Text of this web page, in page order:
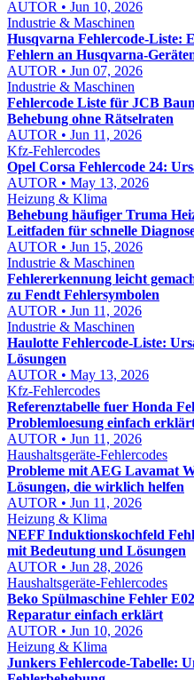
AUTOR • Jun 10, 2026
Industrie & Maschinen
Husqvarna Fehlercode-Liste:
Fehlern an Husqvarna-
AUTOR • Jun 07, 2026
Industrie & Maschinen
Fehlercode Liste für JCB
Behebung ohne Rätselraten
AUTOR • Jun 11, 2026
Kfz-Fehlercodes
Opel Corsa Fehlercode 24:
AUTOR • May 13, 2026
Heizung & Klima
Behebung häufiger Truma
Leitfaden für schnelle
AUTOR • Jun 15, 2026
Industrie & Maschinen
Fehlererkennung leicht
zu Fendt Fehlersymbolen
AUTOR • Jun 11, 2026
Industrie & Maschinen
Haulotte Fehlercode-Liste:
Lösungen
AUTOR • May 13, 2026
Kfz-Fehlercodes
Referenztabelle fuer Honda
Problemloesung einfach
AUTOR • Jun 11, 2026
Haushaltsgeräte-Fehlercodes
Probleme mit AEG Lavamat
Lösungen, die wirklich helfen
AUTOR • Jun 11, 2026
Heizung & Klima
NEFF Induktionskochfeld
mit Bedeutung und Lösungen
AUTOR • Jun 28, 2026
Haushaltsgeräte-Fehlercodes
Beko Spülmaschine Fehler
Reparatur einfach erklärt
AUTOR • Jun 10, 2026
Heizung & Klima
Junkers Fehlercode-Tabelle: